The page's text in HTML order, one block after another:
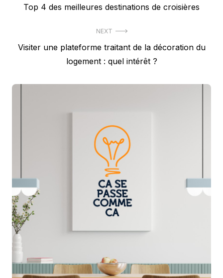
dePrevious
Top 4 des meilleures destinations de croisières
NEXT
Next
Visiter une plateforme traitant de la décoration du
logement : quel intérêt ?